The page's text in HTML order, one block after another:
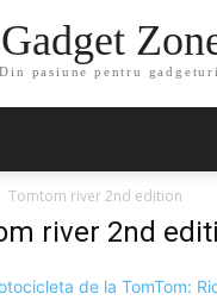
Gadget
Din pasiune pentru
Tomtom river 2nd edition
river 2nd